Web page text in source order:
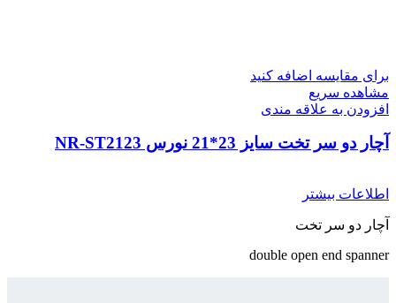
برای مقایسه اضافه کنید
مشاهده سریع
افزودن به علاقه مندی
آچار دو سر تخت سایز 23*21 نورس NR-ST2123
اطلاعات بیشتر
آچار دو سر تخت
double open end spanner